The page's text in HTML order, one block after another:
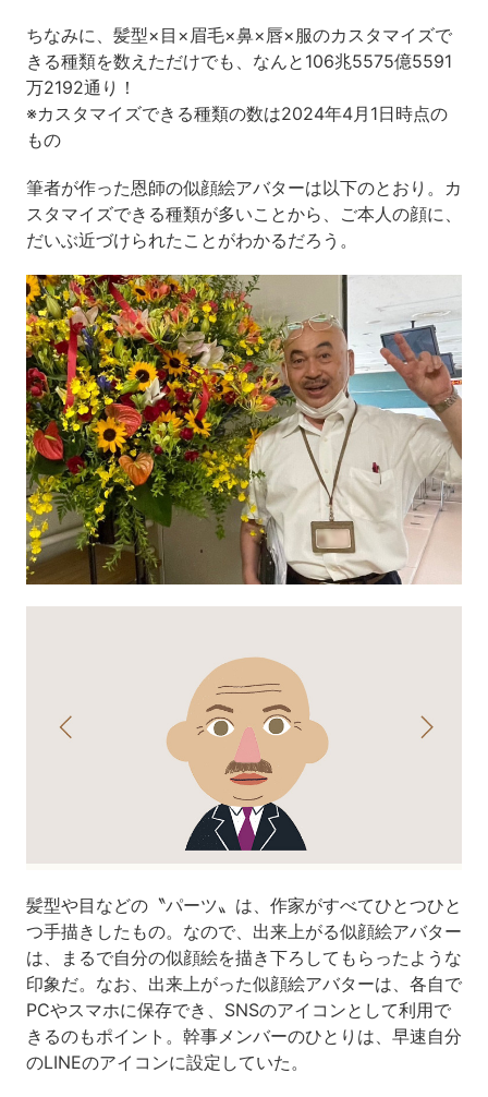
ちなみに、髪型×目×眉毛×鼻×唇×服のカスタマイズで
きる種類を数えただけでも、なんと106兆5575億5591
万2192通り！
※カスタマイズできる種類の数は2024年4月1日時点の
もの
筆者が作った恩師の似顔絵アバターは以下のとおり。カ
スタマイズできる種類が多いことから、ご本人の顔に、
だいぶ近づけられたことがわかるだろう。
髪型や目などの〝パーツ〟は、作家がすべてひとつひと
つ手描きしたもの。なので、出来上がる似顔絵アバター
は、まるで自分の似顔絵を描き下ろしてもらったような
印象だ。なお、出来上がった似顔絵アバターは、各自で
PCやスマホに保存でき、SNSのアイコンとして利用で
きるのもポイント。幹事メンバーのひとりは、早速自分
のLINEのアイコンに設定していた。